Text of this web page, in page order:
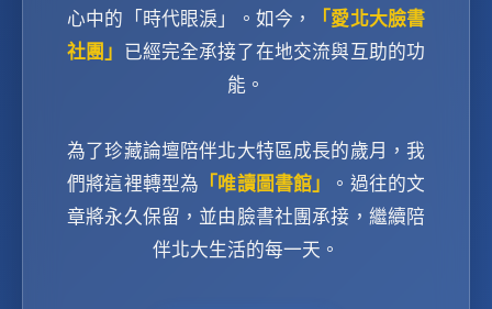
心中的「時代眼淚」。如今，
「愛北大臉書
社團」 已經完全承接了在地交流與互助的功
能。
為了珍藏論壇陪伴北大特區成長的歲月，我
們將這裡轉型為 「唯讀圖書館」
。過往的文
章將永久保留，並由臉書社團承接，繼續陪
伴北大生活的每一天。